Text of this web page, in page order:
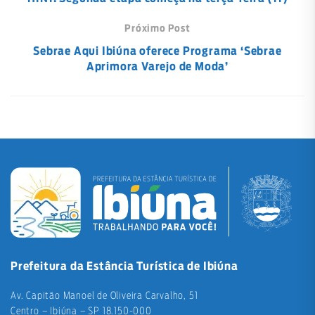
Próximo Post
Sebrae Aqui Ibiúna oferece Programa ‘Sebrae
Aprimora Varejo de Moda’
Prefeitura da Estância Turística de Ibiúna
Av. Capitão Manoel de Oliveira Carvalho, 51
Centro – Ibiúna – SP 18.150-000